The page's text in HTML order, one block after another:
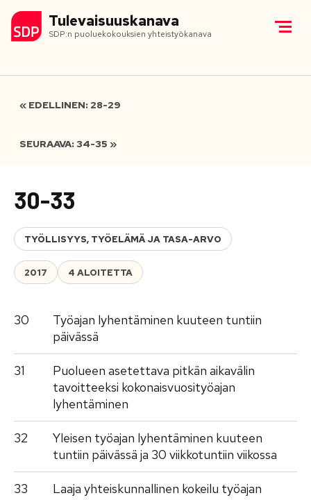
Tulevaisuuskanava
SDP:n puoluekokouksien yhteistyökanava
« EDELLINEN: 28-29
SEURAAVA: 34-35 »
30-33
TYÖLLISYYS, TYÖELÄMÄ JA TASA-ARVO
2017 4 ALOITETTA
30
Työajan lyhentäminen kuuteen tuntiin
päivässä
31
Puolueen asetettava pitkän aikavälin
tavoitteeksi kokonaisvuosityöajan
lyhentäminen
32
Yleisen työajan lyhentäminen kuuteen
tuntiin päivässä ja 30 viikkotuntiin viikossa
33
Laaja yhteiskunnallinen kokeilu työajan